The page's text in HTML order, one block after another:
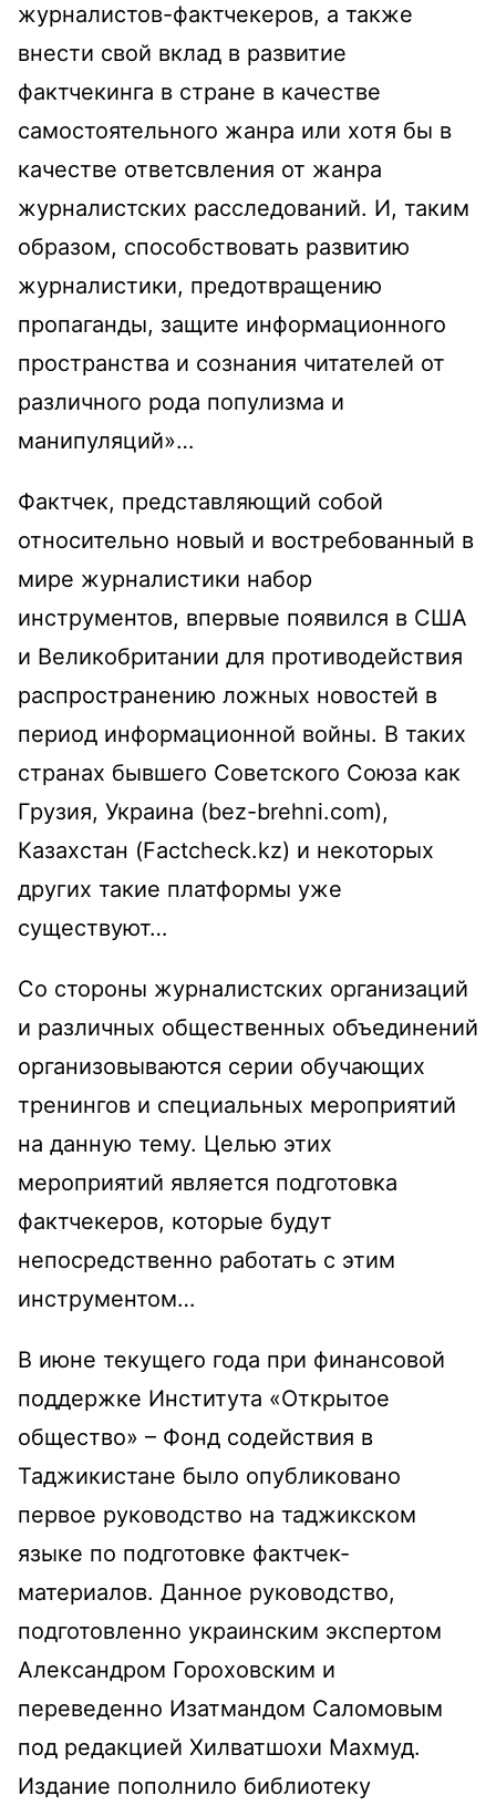
журналистов-фактчекеров, а также
внести свой вклад в развитие
фактчекинга в стране в качестве
самостоятельного жанра или хотя бы в
качестве ответсвления от жанра
журналистских расследований. И, таким
образом, способствовать развитию
журналистики, предотвращению
пропаганды, защите информационного
пространства и сознания читателей от
различного рода популизма и
манипуляций»…
Фактчек, представляющий собой
относительно новый и востребованный в
мире журналистики набор
инструментов, впервые появился в США
и Великобритании для противодействия
распространению ложных новостей в
период информационной войны. В таких
странах бывшего Советского Союза как
Грузия, Украина (bez-brehni.com),
Казахстан (Factcheсk.kz) и некоторых
других такие платформы уже
существуют…
Со стороны журналистских организаций
и различных общественных объединений
организовываются серии обучающих
тренингов и специальных мероприятий
на данную тему. Целью этих
мероприятий является подготовка
фактчекеров, которые будут
непосредственно работать с этим
инструментом…
В июне текущего года при финансовой
поддержке Института «Открытое
общество» – Фонд содействия в
Таджикистане было опубликовано
первое руководство на таджикском
языке по подготовке фактчек-
материалов. Данное руководство,
подготовленно украинским экспертом
Александром Гороховским и
переведенно Изатмандом Саломовым
под редакцией Хилватшохи Махмуд.
Издание пополнило библиотеку